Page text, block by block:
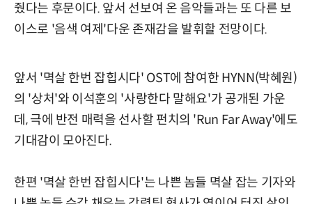
줬다는 후문이다. 앞서 선보여 온 음악들과는 또 다른 보
이스로 '음색 여제'다운 존재감을 발휘할 전망이다.
앞서 '멱살 한번 잡힙시다' OST에 참여한 HYNN(박혜원)
의 '상처'와 이석훈의 '사랑한다 말해요'가 공개된 가운
데, 극에 반전 매력을 선사할 펀치의 'Run Far Away'에도
기대감이 모아진다.
한편 '멱살 한번 잡힙시다'는 나쁜 놈들 멱살 잡는 기자와